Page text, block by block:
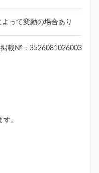
って変動の場合あり
掲載№：3526081026003
。